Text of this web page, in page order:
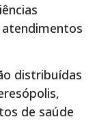
distribuídas
de saúde